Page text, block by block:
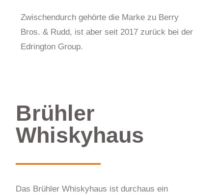
Zwischendurch gehörte die Marke zu Berry
Bros. & Rudd, ist aber seit 2017 zurück bei der
Edrington Group.
Brühler
Whiskyhaus
Das Brühler Whiskyhaus ist durchaus ein